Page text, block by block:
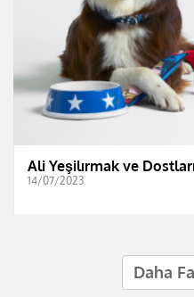
Ali Yeşilırmak ve Dostları
14/07/2023
Daha